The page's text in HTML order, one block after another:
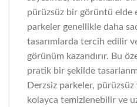
pürüzsüz bir görüntü elde
parkeler genellikle daha
tasarımlarda tercih edilir
görünüm kazandırır. Bu
pratik bir şekilde
Derzsiz parkeler,
kolayca temizlenebilir ve